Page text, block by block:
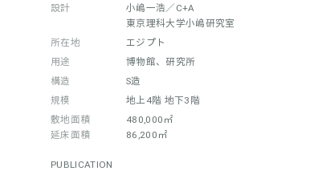
設計
小嶋一浩／C+A
東京理科大学小嶋研究室
所在地
エジプト
用途
博物館、研究所
構造
S造
規模
地上4階 地下3階
敷地面積
延床面積
480,000㎡
86,200㎡
PUBLICATION